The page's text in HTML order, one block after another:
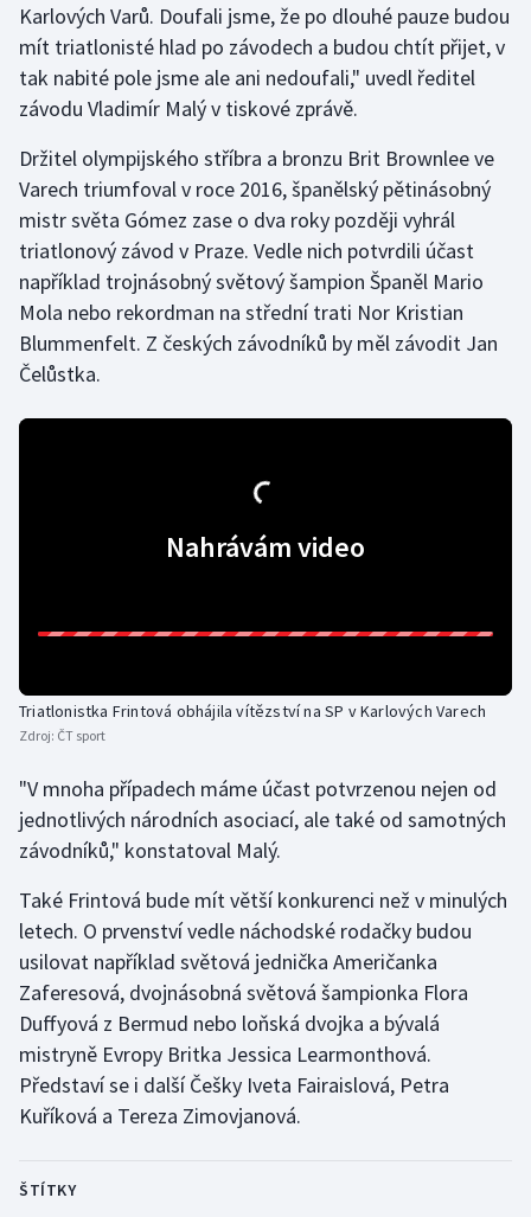
Házená
Jezdectví
Krasobruslení
Lezení
Lyže a snowboard
Moderní pětiboj
Motorsport
Plážový volejbal
Ragby
Rychlostní kanoistika
Sportovní střelba
Stolní tenis
Triatlon
Veslování
Karlových Varů. Doufali jsme, že po dlouhé pauze budou
mít triatlonisté hlad po závodech a budou chtít přijet, v
tak nabité pole jsme ale ani nedoufali," uvedl ředitel
závodu Vladimír Malý v tiskové zprávě.
Držitel olympijského stříbra a bronzu Brit Brownlee ve
Varech triumfoval v roce 2016, španělský pětinásobný
mistr světa Gómez zase o dva roky později vyhrál
triatlonový závod v Praze. Vedle nich potvrdili účast
například trojnásobný světový šampion Španěl Mario
Mola nebo rekordman na střední trati Nor Kristian
Blummenfelt. Z českých závodníků by měl závodit Jan
Čelůstka.
Nahrávám video
Triatlonistka Frintová obhájila vítězství na SP v Karlových Varech
Zdroj: ČT sport
"V mnoha případech máme účast potvrzenou nejen od
jednotlivých národních asociací, ale také od samotných
závodníků," konstatoval Malý.
Také Frintová bude mít větší konkurenci než v minulých
letech. O prvenství vedle náchodské rodačky budou
usilovat například světová jednička Američanka
Zaferesová, dvojnásobná světová šampionka Flora
Duffyová z Bermud nebo loňská dvojka a bývalá
mistryně Evropy Britka Jessica Learmonthová.
Představí se i další Češky Iveta Fairaislová, Petra
Kuříková a Tereza Zimovjanová.
ŠTÍTKY